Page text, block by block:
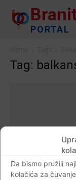
Da bismo pružili
kolačića za
PORTAL
Tag: